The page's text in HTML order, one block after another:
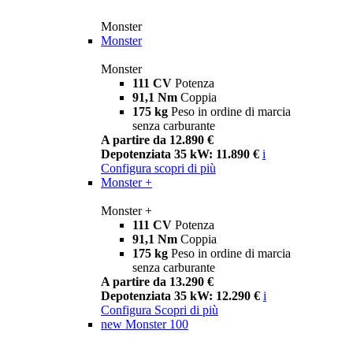
Monster
Monster
Monster
111 CV Potenza
91,1 Nm Coppia
175 kg Peso in ordine di marcia
senza carburante
A partire da 12.890 €
Depotenziata 35 kW: 11.890 € i
Configura scopri di più
Monster +
Monster +
111 CV Potenza
91,1 Nm Coppia
175 kg Peso in ordine di marcia
senza carburante
A partire da 13.290 €
Depotenziata 35 kW: 12.290 € i
Configura Scopri di più
new Monster 100